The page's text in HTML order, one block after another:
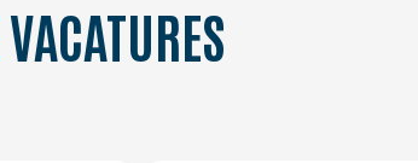
VACATURES